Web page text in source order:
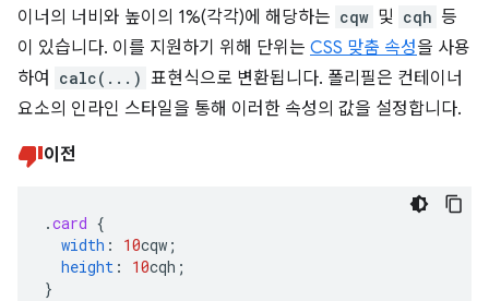
이너의 너비와 높이의 1%(각각)에 해당하는 cqw 및 cqh 등
이 있습니다. 이를 지원하기 위해 단위는 CSS 맞춤 속성을 사용
하여
calc(...) 표현식으로 변환됩니다. 폴리필은 컨테이너
요소의 인라인 스타일을 통해 이러한 속성의 값을 설정합니다.
이전
.card {
width : 10cqw ;
height : 10cqh ;
}